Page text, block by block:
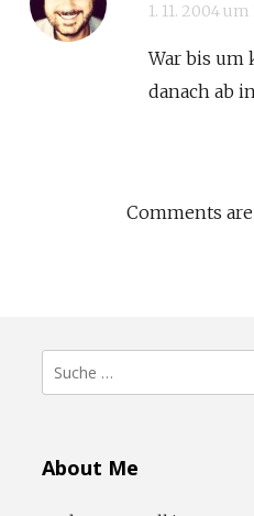
1. 11. 2004
War bis um
danach ab
Comments
Suche
nach:
About Me